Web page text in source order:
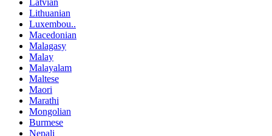
Lithuanian
Luxembou..
Macedonian
Malagasy
Malay
Malayalam
Maltese
Maori
Marathi
Mongolian
Burmese
Nepali